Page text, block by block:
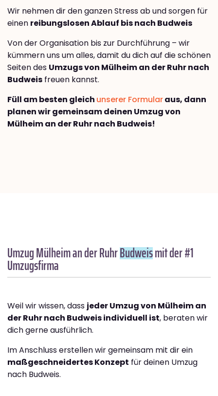
Wir nehmen dir den ganzen Stress ab und sorgen für
einen reibungslosen Ablauf bis nach Budweis
Von der Organisation bis zur Durchführung – wir
kümmern uns um alles, damit du dich auf die schönen
Seiten des Umzugs von Mülheim an der Ruhr nach
Budweis freuen kannst.
Füll am besten gleich unserer Formularaus, dann
planen wir gemeinsam deinen Umzug von
Mülheim an der Ruhr nach Budweis!
Umzug Mülheim an der RuhrBudweismit der #1
Umzugsfirma
Weil wir wissen, dass jeder Umzug von Mülheim an
der Ruhr nach Budweis individuell ist, beraten wir
dich gerne ausführlich.
Im Anschluss erstellen wir gemeinsam mit dir ein
maßgeschneidertes Konzept für deinen Umzug
nach Budweis.